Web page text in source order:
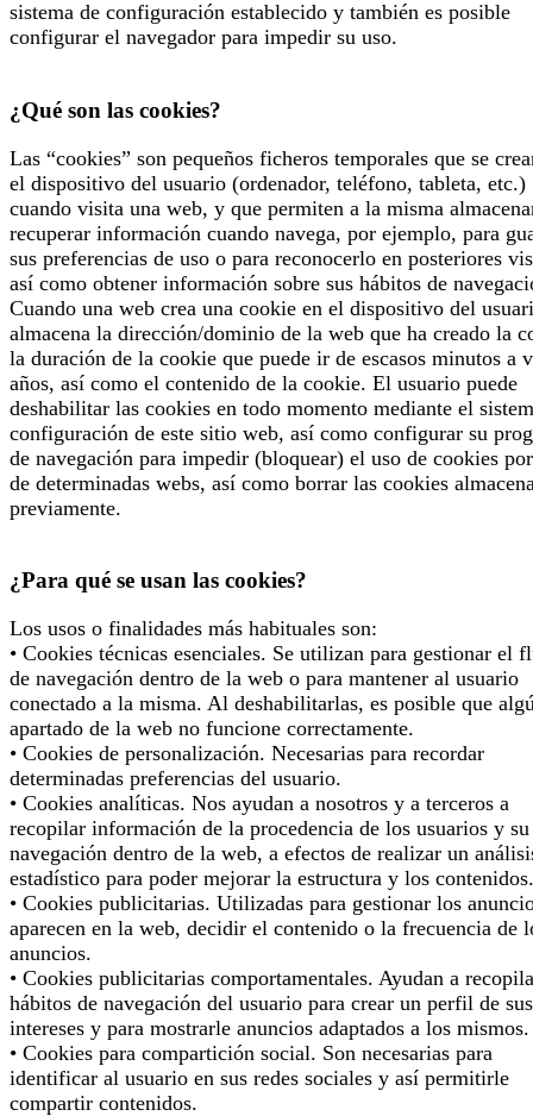
sistema de configuración establecido y también es posible
configurar el navegador para impedir su uso.
¿Qué son las cookies?
Las “cookies” son pequeños ficheros temporales que se
el dispositivo del usuario (ordenador, teléfono, tableta, etc.)
cuando visita una web, y que permiten a la misma
recuperar información cuando navega, por ejemplo, para
sus preferencias de uso o para reconocerlo en posteriores
así como obtener información sobre sus hábitos de
Cuando una web crea una cookie en el dispositivo del
almacena la dirección/dominio de la web que ha creado la
la duración de la cookie que puede ir de escasos minutos a
años, así como el contenido de la cookie. El usuario puede
deshabilitar las cookies en todo momento mediante el
configuración de este sitio web, así como configurar su
de navegación para impedir (bloquear) el uso de cookies
de determinadas webs, así como borrar las cookies
previamente.
¿Para qué se usan las cookies?
Los usos o finalidades más habituales son:
• Cookies técnicas esenciales. Se utilizan para gestionar el
de navegación dentro de la web o para mantener al usuario
conectado a la misma. Al deshabilitarlas, es posible que
apartado de la web no funcione correctamente.
• Cookies de personalización. Necesarias para recordar
determinadas preferencias del usuario.
• Cookies analíticas. Nos ayudan a nosotros y a terceros a
recopilar información de la procedencia de los usuarios y su
navegación dentro de la web, a efectos de realizar un
estadístico para poder mejorar la estructura y los contenidos.
• Cookies publicitarias. Utilizadas para gestionar los
aparecen en la web, decidir el contenido o la frecuencia de
anuncios.
• Cookies publicitarias comportamentales. Ayudan a
hábitos de navegación del usuario para crear un perfil de sus
intereses y para mostrarle anuncios adaptados a los mismos.
• Cookies para compartición social. Son necesarias para
identificar al usuario en sus redes sociales y así permitirle
compartir contenidos.